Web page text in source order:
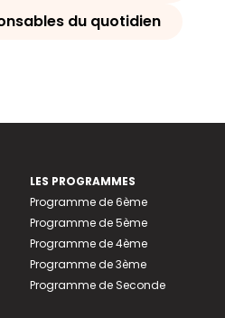
du quotidien
LES PROGRAMMES
Programme de 6ème
Programme de 5ème
Programme de 4ème
Programme de 3ème
Programme de Seconde